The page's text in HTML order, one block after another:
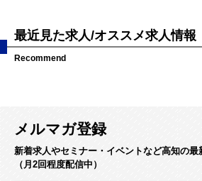
最近見た求人/オススメ求人情報
Recommend
メルマガ登録
新着求人やセミナー・イベントなど高知の最
（月2回程度配信中）